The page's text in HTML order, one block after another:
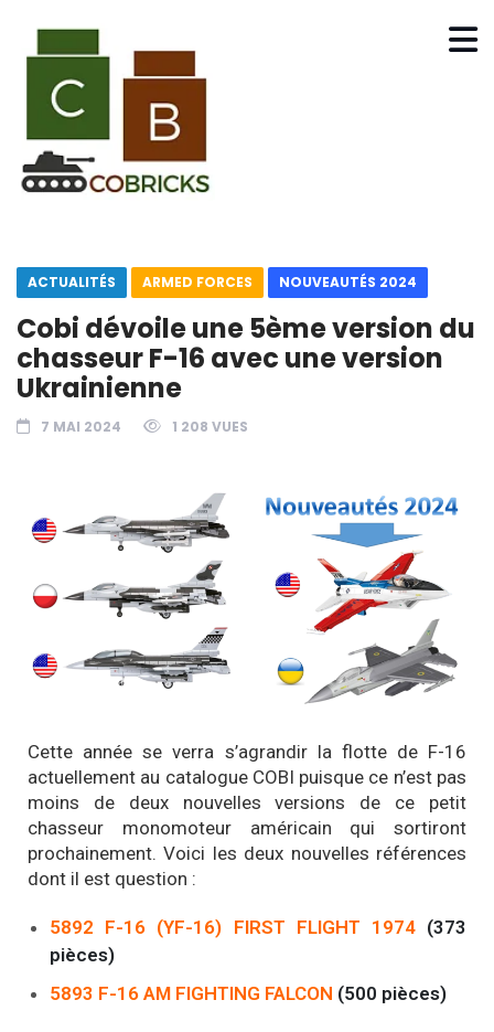
ACTUALITÉS ARMED FORCES NOUVEAUTÉS 2024
Cobi dévoile une 5ème version du
chasseur F-16 avec une version
Ukrainienne
7 MAI 2024 1 208 VUES
Cette année se verra s’agrandir la flotte de F-16
actuellement au catalogue COBI puisque ce n’est pas
moins de deux nouvelles versions de ce petit
chasseur monomoteur américain qui sortiront
prochainement. Voici les deux nouvelles références
dont il est question :
5892 F-16 (YF-16) FIRST FLIGHT 1974(373
pièces)
5893 F-16 AM FIGHTING FALCON (500 pièces)